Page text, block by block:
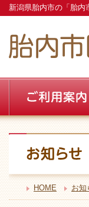
新潟県胎内市の「胎内
HOME お知